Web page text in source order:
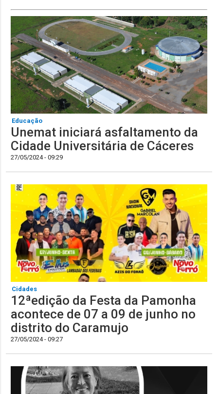
Educação
Unemat iniciará asfaltamento da
Cidade Universitária de Cáceres
27/05/2024 - 09:29
Cidades
12ªedição da Festa da Pamonha
acontece de 07 a 09 de junho no
distrito do Caramujo
27/05/2024 - 09:27